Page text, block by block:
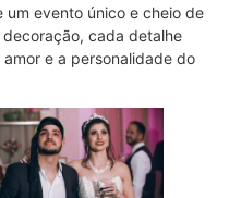
um evento único e cheio de
cada detalhe
e a personalidade do